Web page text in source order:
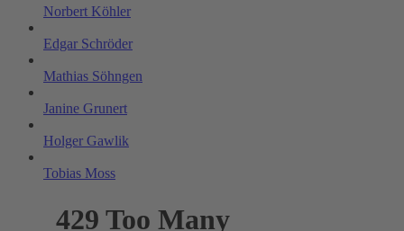
Norbert Köhler
Edgar Schröder
Mathias Söhngen
Janine Grunert
Holger Gawlik
Tobias Moss